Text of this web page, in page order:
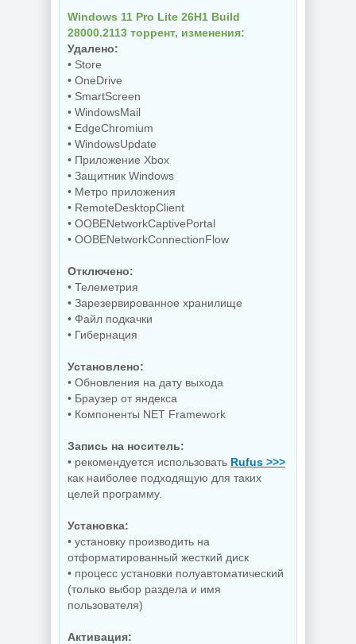
Windows 11 Pro Lite 26H1 Build
28000.2113 торрент, изменения:
Удалено:
• Store
• OneDrive
• SmartScreen
• WindowsMail
• EdgeChromium
• WindowsUpdate
• Приложение Xbox
• Защитник Windows
• Метро приложения
• RemoteDesktopClient
• OOBENetworkCaptivePortal
• OOBENetworkConnectionFlow
Отключено:
• Телеметрия
• Зарезервированное хранилище
• Файл подкачки
• Гибернация
Установлено:
• Обновления на дату выхода
• Браузер от яндекса
• Компоненты NET Framework
Запись на носитель:
• рекомендуется использовать Rufus >>>
как наиболее подходящую для таких
целей программу.
Установка:
• установку производить на
отформатированный жесткий диск
• процесс установки полуавтоматический
(только выбор раздела и имя
пользователя)
Активация: